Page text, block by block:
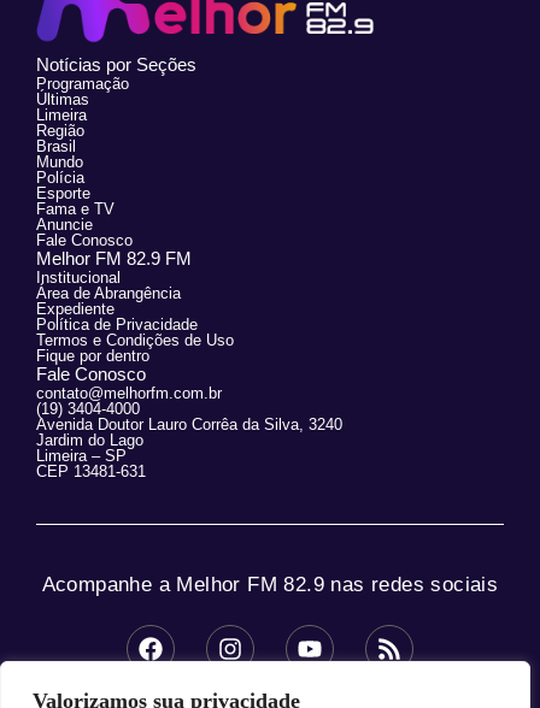
Valorizamos sua privacidade
Notícias por Seções
Programação
Últimas
Limeira
Região
Brasil
Mundo
Polícia
Esporte
Fama e TV
Anuncie
Fale Conosco
Melhor FM 82.9 FM
Institucional
Área de Abrangência
Expediente
Política de Privacidade
Termos e Condições de Uso
Fique por dentro
Fale Conosco
contato@melhorfm.com.br
(19) 3404-4000
Avenida Doutor Lauro Corrêa da Silva, 3240
Jardim do Lago
Limeira – SP
CEP 13481-631
Acompanhe a Melhor FM 82.9 nas redes sociais